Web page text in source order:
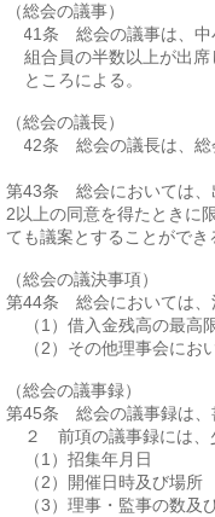
（総会の議事）
第41条 総会の議事は、
組合員の半数以上が出
ところによる。
（総会の議長）
第42条 総会の議長は、
第43条 総会においては、
2以上の同意を得たときに
ても議案とすることができ
（総会の議決事項）
第44条 総会においては、
（1）借入金残高の最高
（2）その他理事会にお
（総会の議事録）
第45条 総会の議事録は、
２ 前項の議事録には、
（1）招集年月日
（2）開催日時及び場所
（3）理事・監事の数